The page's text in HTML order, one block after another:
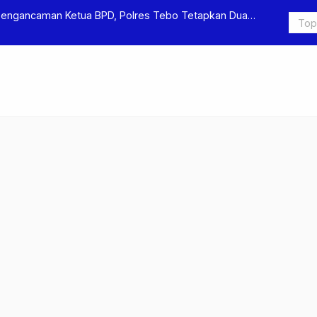
Ketua BPD, Polres Tebo Tetapkan Dua
Polres